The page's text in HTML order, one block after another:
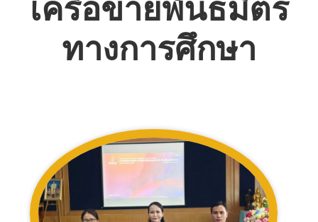
เครือข่ายพันธมิตร
ทางการศึกษา